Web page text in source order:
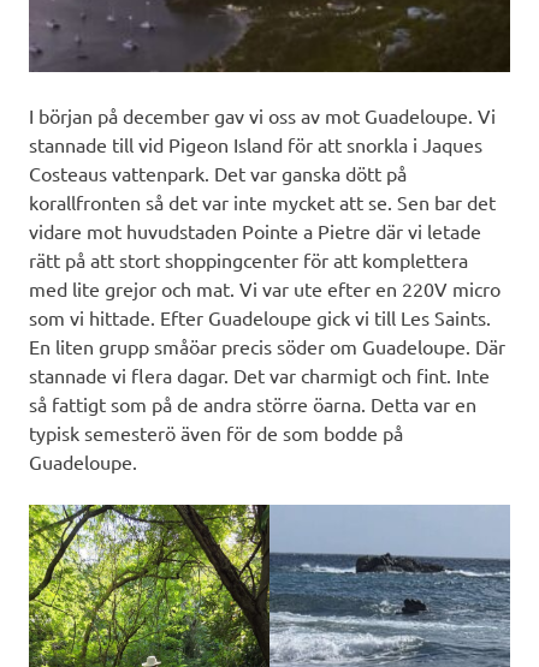
I början på december gav vi oss av mot Guadeloupe. Vi
stannade till vid Pigeon Island för att snorkla i Jaques
Costeaus vattenpark. Det var ganska dött på
korallfronten så det var inte mycket att se. Sen bar det
vidare mot huvudstaden Pointe a Pietre där vi letade
rätt på att stort shoppingcenter för att komplettera
med lite grejor och mat. Vi var ute efter en 220V micro
som vi hittade. Efter Guadeloupe gick vi till Les Saints.
En liten grupp småöar precis söder om Guadeloupe. Där
stannade vi flera dagar. Det var charmigt och fint. Inte
så fattigt som på de andra större öarna. Detta var en
typisk semesterö även för de som bodde på
Guadeloupe.